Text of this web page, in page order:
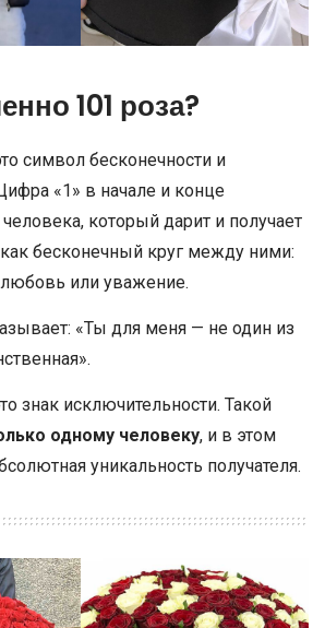
101 роза?
символ бесконечности и
«1» в начале и конце
который дарит и получает
как бесконечный круг между ними:
любовь или уважение.
«Ты для меня — не один из
знак исключительности. Такой
одному человеку, и в этом
уникальность получателя.